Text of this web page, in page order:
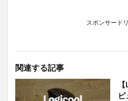
スポンサード
関連する記事
ビ